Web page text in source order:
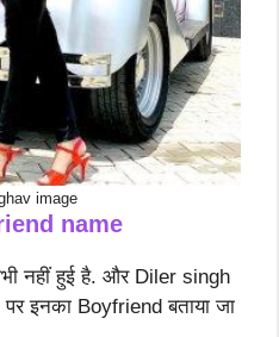
image
name
नहीं हुई है. और Diler singh
इनका Boyfriend बताया जा